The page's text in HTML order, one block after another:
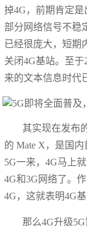
掉4G，前期肯定是
部分网络信号不稳
已经很庞大，短期
关闭4G基站。至
来的文本信息时代
其实现在发布
的 Mate X，是国
5G一来，4G马上
4G和3G网络了。
4G，这就表明4G
那么4G升级